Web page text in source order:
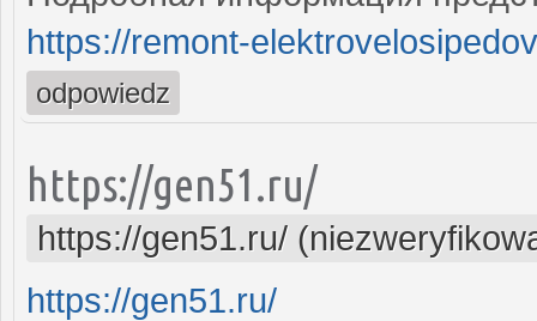
https://remont-
odpowiedz
https://gen51.ru/
https://gen51.ru/
https://gen51.ru/